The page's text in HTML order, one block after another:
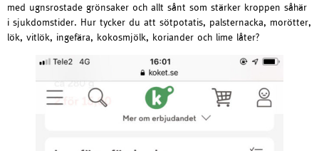
med ugnsrostade grönsaker och allt sånt som stärker kroppen såhär
i sjukdomstider. Hur tycker du att sötpotatis, palsternacka, morötter,
lök, vitlök, ingefära, kokosmjölk, koriander och lime låter?